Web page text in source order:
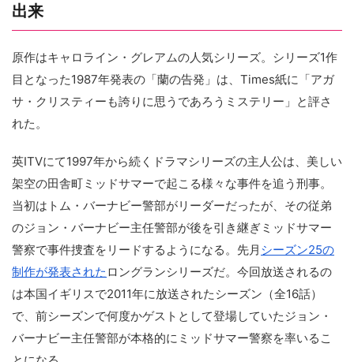
出来
原作はキャロライン・グレアムの人気シリーズ。シリーズ1作
目となった1987年発表の「蘭の告発」は、Times紙に「アガ
サ・クリスティーも誇りに思うであろうミステリー」と評さ
れた。
英ITVにて1997年から続くドラマシリーズの主人公は、美しい
架空の田舎町ミッドサマーで起こる様々な事件を追う刑事。
当初はトム・バーナビー警部がリーダーだったが、その従弟
のジョン・バーナビー主任警部が後を引き継ぎミッドサマー
警察で事件捜査をリードするようになる。先月 シーズン25の
制作が発表された ロングランシリーズだ。今回放送されるの
は本国イギリスで2011年に放送されたシーズン（全16話）
で、前シーズンで何度かゲストとして登場していたジョン・
バーナビー主任警部が本格的にミッドサマー警察を率いるこ